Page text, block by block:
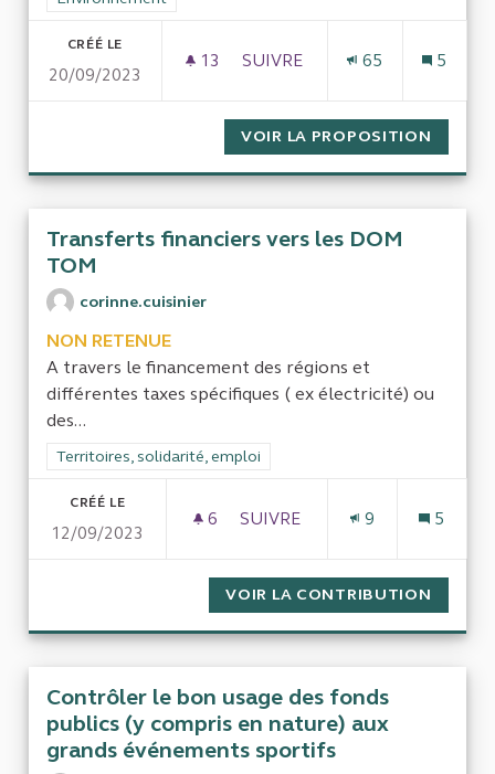
CRÉÉ LE
20/09/2023
13 13 ABONNÉS
SUIVRE
65 5
VOIR LA PROPOSITION
Transferts financiers vers les DOM
TOM
corinne.cuisinier
NON RETENUE
A travers le financement des régions et
différentes taxes spécifiques ( ex électricité) ou
des...
Filtrer les résultats de la catégorie : Territoires, solidarité,
Territoires, solidarité, emploi
CRÉÉ LE
12/09/2023
6 6 ABONNÉS
SUIVRE
9 5
VOIR LA CONTRIBUTION
Contrôler le bon usage des fonds
publics (y compris en nature) aux
grands événements sportifs